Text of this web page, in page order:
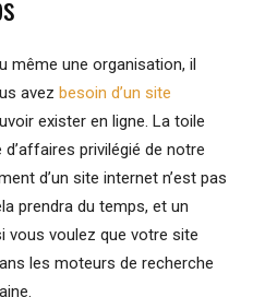
même une organisation, il
avez besoin d’un site
exister en ligne. La toile
privilégié de notre
d’un site internet n’est pas
prendra du temps, et un
vous voulez que votre site
les moteurs de recherche